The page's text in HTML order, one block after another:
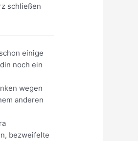
schließen
einige
noch ein
wegen
anderen
bezweifelte